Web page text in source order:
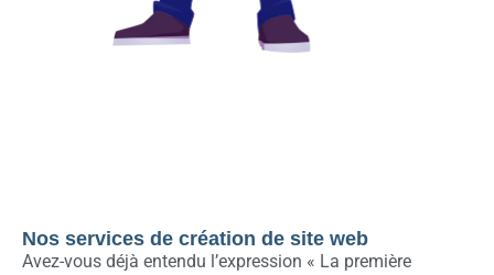
Nos services de création de site web
Avez-vous déjà entendu l’expression « La première